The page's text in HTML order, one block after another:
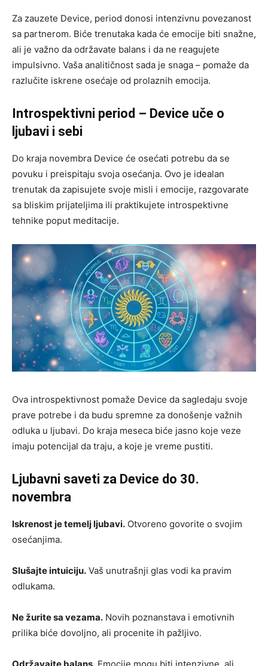
Za zauzete Device, period donosi intenzivnu povezanost
sa partnerom. Biće trenutaka kada će emocije biti snažne,
ali je važno da održavate balans i da ne reagujete
impulsivno. Vaša analitičnost sada je snaga – pomaže da
razlučite iskrene osećaje od prolaznih emocija.
Introspektivni period – Device uče o
ljubavi i sebi
Do kraja novembra Device će osećati potrebu da se
povuku i preispitaju svoja osećanja. Ovo je idealan
trenutak da zapisujete svoje misli i emocije, razgovarate
sa bliskim prijateljima ili praktikujete introspektivne
tehnike poput meditacije.
Ova introspektivnost pomaže Device da sagledaju svoje
prave potrebe i da budu spremne za donošenje važnih
odluka u ljubavi. Do kraja meseca biće jasno koje veze
imaju potencijal da traju, a koje je vreme pustiti.
Ljubavni saveti za Device do 30.
novembra
Iskrenost je temelj ljubavi. Otvoreno govorite o svojim
osećanjima.
Slušajte intuiciju. Vaš unutrašnji glas vodi ka pravim
odlukama.
Ne žurite sa vezama. Novih poznanstava i emotivnih
prilika biće dovoljno, ali procenite ih pažljivo.